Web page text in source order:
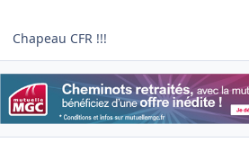
Chapeau CFR !!!